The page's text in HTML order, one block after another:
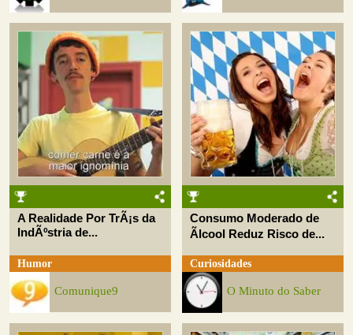
A Realidade Por TrÃ¡s da
IndÃºstria de...
Humor
Comunique9
Consumo Moderado de
Ãlcool Reduz Risco de...
Curiosidades
O Minuto do Saber